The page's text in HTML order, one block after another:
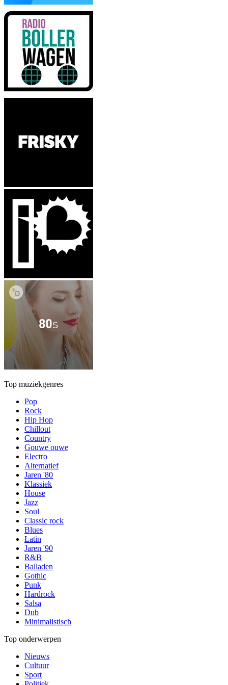
Top muziekgenres
Pop
Rock
Hip Hop
Chillout
Country
Gouwe ouwe
Electro
Alternatief
Jaren '80
Klassiek
House
Jazz
Soul
Classic rock
Blues
Latin
Jaren '90
R&B
Balladen
Gothic
Punk
Hardrock
Salsa
Dub
Minimalistisch
Top onderwerpen
Nieuws
Cultuur
Sport